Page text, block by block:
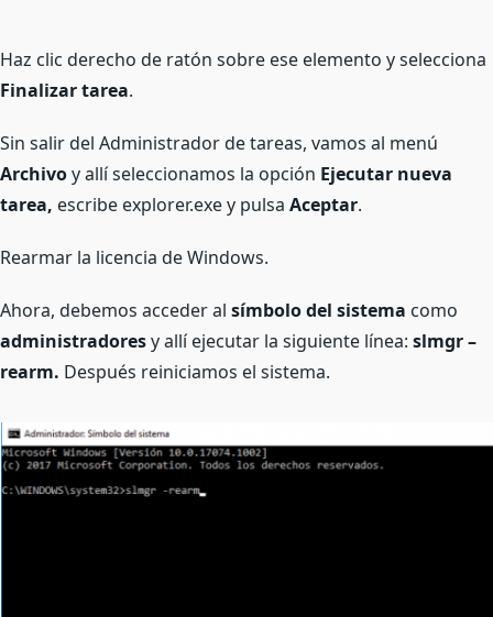
Haz clic derecho de ratón sobre ese elemento y selecciona
Finalizar tarea.
Sin salir del Administrador de tareas, vamos al menú
Archivoy allí seleccionamos la opción Ejecutar nueva
tarea, escribe explorer.exe y pulsa Aceptar.
Rearmar la licencia de Windows.
Ahora, debemos acceder al símbolo del sistema como
administradoresy allí ejecutar la siguiente línea: slmgr–
rearm. Después reiniciamos el sistema.